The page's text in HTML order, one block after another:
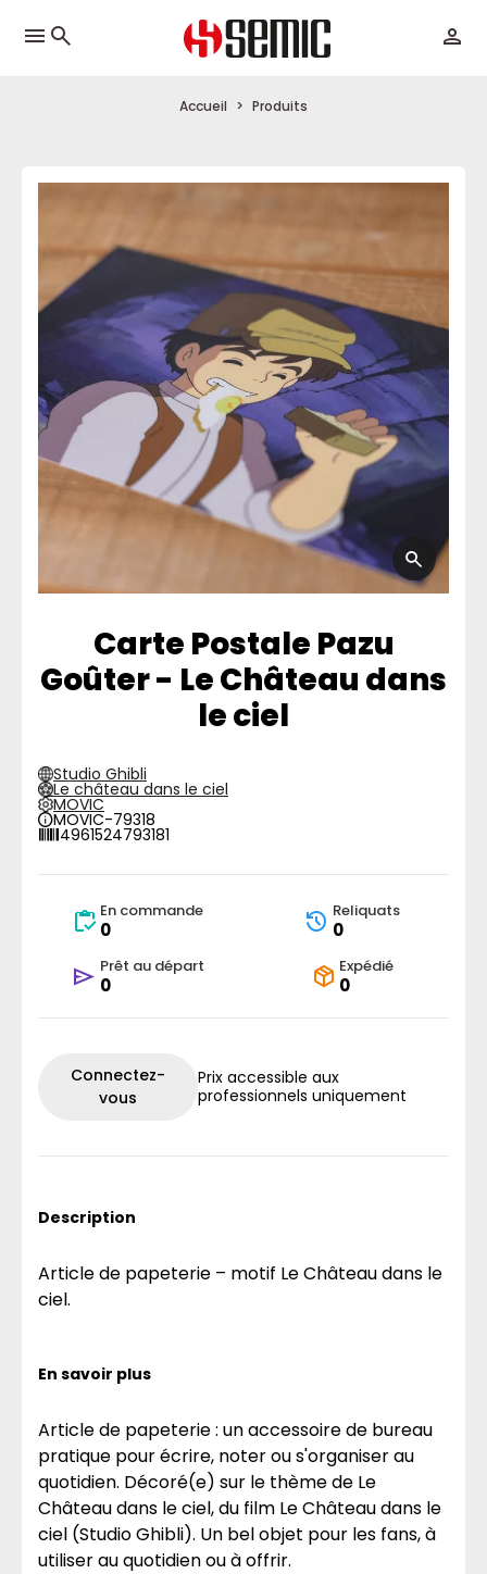
menu
Accueil Produits
Carte Postale Pazu
Goûter - Le Château dans
le ciel
Studio Ghibli
Le château dans le ciel
MOVIC
MOVIC-79318
4961524793181
En commande
0
Reliquats
0
Prêt au départ
0
Expédié
0
Connectez-
vous
Prix accessible aux
professionnels uniquement
Description
Article de papeterie – motif Le Château dans le
ciel.
En savoir plus
Article de papeterie : un accessoire de bureau
pratique pour écrire, noter ou s'organiser au
quotidien. Décoré(e) sur le thème de Le
Château dans le ciel, du film Le Château dans le
ciel (Studio Ghibli). Un bel objet pour les fans, à
utiliser au quotidien ou à offrir.